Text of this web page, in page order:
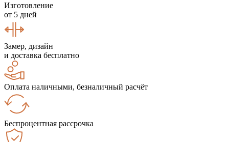
Изготовление
от 5 дней
Замер, дизайн
и доставка бесплатно
Оплата наличными, безналичный расчёт
Беспроцентная рассрочка